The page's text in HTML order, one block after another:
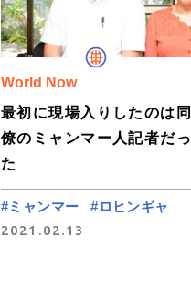
World Now
最初に現場入りしたのは同
僚のミャンマー人記者だっ
た
#ミャンマー
#ロヒンギャ
2021.02.13